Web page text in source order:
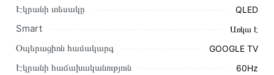
կոնտակտային համարներին։
Կայքում տվյալ ապրանքի՝ Հեռուստացույց TCL 65T6D
առաքման և վճարման պայմանները վավեր են և իրական են
Էկրանի տեսակը QLED
Smart Առկա է
Օպերացիոն համակարգ GOOGLE TV
Էկրանի հաճախականություն 60Hz